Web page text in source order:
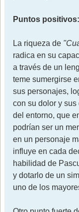
Puntos positivos:
La riqueza de
radica en su
a través de un
teme sumergirse
sus personajes,
con su dolor y
del entorno, que
podrían ser un
en un personaje
influye en cada
habilidad de
y dotarlo de un
uno de los